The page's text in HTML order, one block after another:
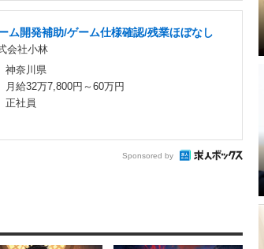
ム開発補助/ゲーム仕様確認/残業ほぼなし
会社小林
神奈川県
月給32万7,800円～60万円
正社員
Sponsored by